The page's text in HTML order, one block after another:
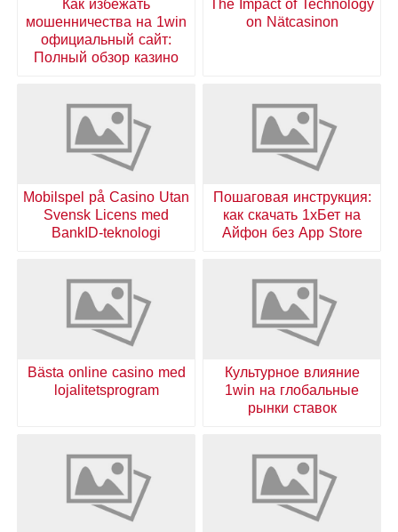
on Nätcasinon
мошенничества на 1win
официальный сайт:
Полный обзор казино
Пошаговая инструкция:
как скачать 1хБет на
Айфон без App Store
Mobilspel på Casino Utan
Svensk Licens med
BankID-teknologi
Культурное влияние
1win на глобальные
рынки ставок
Bästa online casino med
lojalitetsprogram